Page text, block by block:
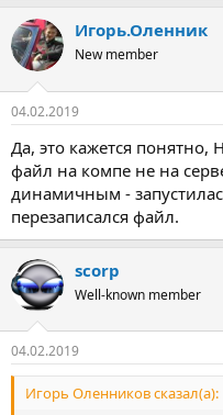
Игорь.Оленник
New member
04.02.2019
Да, это кажется понятно,
файл на компе не на
динамичным -
перезаписался файл.
scorp
Well-known member
04.02.2019
Игорь Оленников сказал(а):